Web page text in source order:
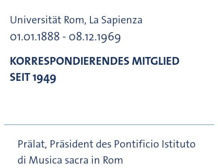
Universität Rom, La Sapienza
01.01.1888 - 08.12.1969
KORRESPONDIERENDES MITGLIED
SEIT 1949
Prälat, Präsident des Pontificio Istituto
di Musica sacra in Rom